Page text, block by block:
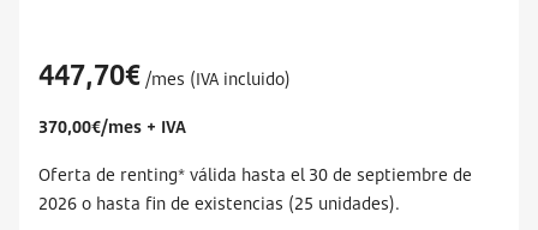
447,70€ /mes (IVA incluido)
370,00€/mes + IVA
Oferta de renting* válida hasta el 30 de septiembre de
2026 o hasta fin de existencias (25 unidades).